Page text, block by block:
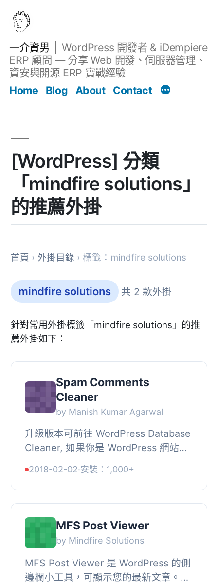
一介資男
WordPress 開發者 & iDempiere
ERP 顧問 — 分享 Web 開發、伺服器管理、
資安與開源 ERP 實戰經驗
Home
Blog About Contact
[WordPress] 分類
「mindfire solutions」
的推薦外掛
首頁 › 外掛目錄 › 標籤：mindfire solutions
mindfire solutions 共 2 款外掛
針對常用外掛標籤「mindfire solutions」的推
薦外掛如下：
Spam Comments
Cleaner
by Manish Kumar Agarwal
升級版本可前往 WordPress Database
Cleaner, 如果你是 WordPress 網站擁
垃圾評論在你網站的不同文章中張貼。
如果你不刪除...
2018-02-02·安裝：1,000+
MFS Post Viewer
by Mindfire Solutions
MFS Post Viewer 是 WordPress 的側
邊欄小工具，可顯示您的最新文章。它
文章